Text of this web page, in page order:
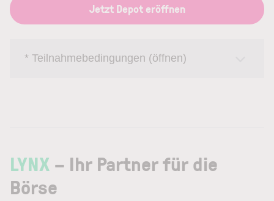
Jetzt Depot eröffnen
* Teilnahmebedingungen (öffnen)
LYNX – Ihr Partner für die
Börse